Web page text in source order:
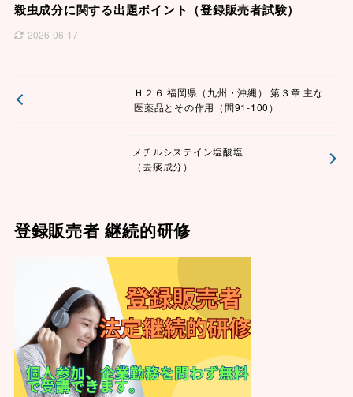
殺虫成分に関する出題ポイント（登録販売者試験）
2026-06-17
Ｈ２６ 福岡県（九州・沖縄） 第３章 主な
医薬品とその作用（問91-100）
メチルシステイン塩酸塩
（去痰成分）
登録販売者 継続的研修